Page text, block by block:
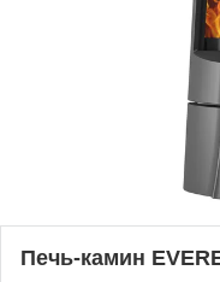
Печь-камин